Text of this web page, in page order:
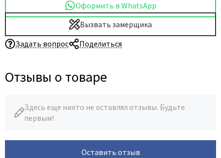
Оформить в WhatsApp
Вызвать замерщика
Задать вопрос
Поделиться
Отзывы о товаре
Здесь еще никто не оставлял отзывы. Будьте
первым!
Оставить отзыв